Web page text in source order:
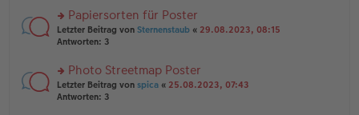
a
g
er
B
ei
tr
g
el
es
e
B
ei
tr
rs
te
n
g
el
Papiersorten für Poster
Letzter Beitrag von Sternenstaub « 29.08.2023, 08:15
Antworten: 3
rs
te
Photo Streetmap Poster
Letzter Beitrag von spica « 25.08.2023, 07:43
Antworten: 3